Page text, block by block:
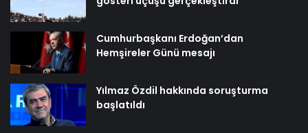
Cumhurbaşkanı Erdoğan’dan
Hemşireler Günü mesajı
Yılmaz Özdil hakkında soruşturma
başlatıldı